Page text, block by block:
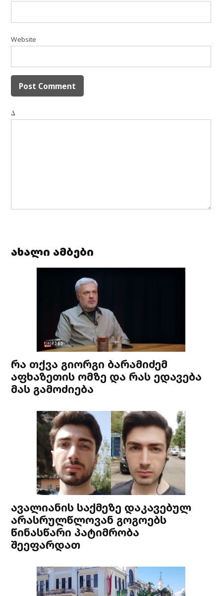
Website
Δ
ახალი ამბები
რა თქვა გიორგი ბარამიძემ
აფხაზეთის ომზე და რას ედავება
მას გამოძიება
ავალიანის საქმეზე დაკავებულ
არასრულწლოვან გოგოებს
წინასწარი პატიმრობა
შეეფარდათ